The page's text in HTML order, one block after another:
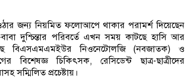
জন্য নিয়মিত ফলোআপে থাকার পরামর্শ দিয়েছেন
দুশ্চিন্তার পরিবর্তে এখন সময় কাটছে হাসি আর
বিএসএমএমইউর নিওনেটোলজি (নবজাতক) ও
বিশেষজ্ঞ চিকিৎসক, রেসিডেন্ট ছাত্র-ছাত্রীদের
সম্মিলিত প্রচেষ্টায়।